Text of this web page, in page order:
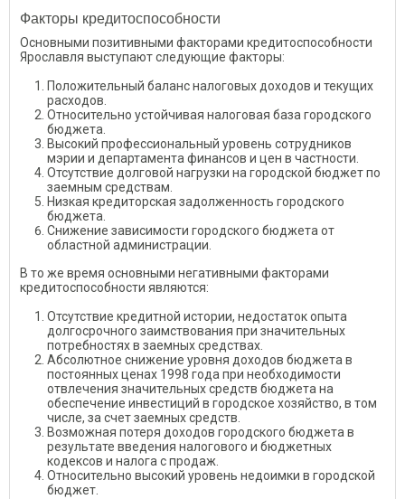
Факторы кредитоспособности
Основными позитивными факторами кредитоспособности
Ярославля выступают следующие факторы:
Положительный баланс налоговых доходов и текущих
расходов.
Относительно устойчивая налоговая база городского
бюджета.
Высокий профессиональный уровень сотрудников
мэрии и департамента финансов и цен в частности.
Отсутствие долговой нагрузки на городской бюджет по
заемным средствам.
Низкая кредиторская задолженность городского
бюджета.
Снижение зависимости городского бюджета от
областной администрации.
В то же время основными негативными факторами
кредитоспособности являются:
Отсутствие кредитной истории, недостаток опыта
долгосрочного заимствования при значительных
потребностях в заемных средствах.
Абсолютное снижение уровня доходов бюджета в
постоянных ценах 1998 года при необходимости
отвлечения значительных средств бюджета на
обеспечение инвестиций в городское хозяйство, в том
числе, за счет заемных средств.
Возможная потеря доходов городского бюджета в
результате введения налогового и бюджетных
кодексов и налога с продаж.
Относительно высокий уровень недоимки в городской
бюджет.